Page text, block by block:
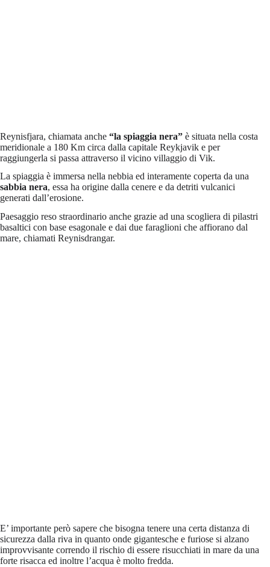
Reynisfjara, chiamata anche “la spiaggia nera” è situata nella costa
meridionale a 180 Km circa dalla capitale Reykjavik e per
raggiungerla si passa attraverso il vicino villaggio di Vik.
La spiaggia è immersa nella nebbia ed interamente coperta da una
sabbia nera, essa ha origine dalla cenere e da detriti vulcanici
generati dall’erosione.
Paesaggio reso straordinario anche grazie ad una scogliera di pilastri
basaltici con base esagonale e dai due faraglioni che affiorano dal
mare, chiamati Reynisdrangar.
E’ importante però sapere che bisogna tenere una certa distanza di
sicurezza dalla riva in quanto onde gigantesche e furiose si alzano
improvvisante correndo il rischio di essere risucchiati in mare da una
forte risacca ed inoltre l’acqua è molto fredda.